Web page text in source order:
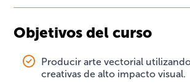
Objetivos del curso
Producir arte vectorial
creativas de alto impacto visual.